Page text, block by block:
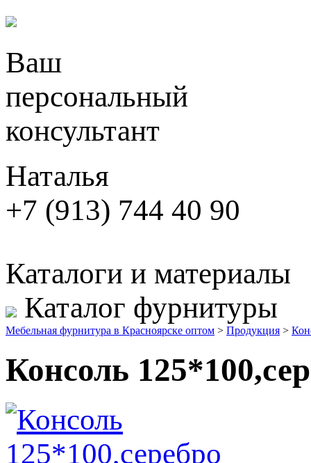
Ваш
персональный
консультант
Наталья
+7 (913) 744 40 90
Каталоги и материалы
Каталог фурнитуры
Мебельная фурнитура в Красноярске оптом > Продукция >
Консоль